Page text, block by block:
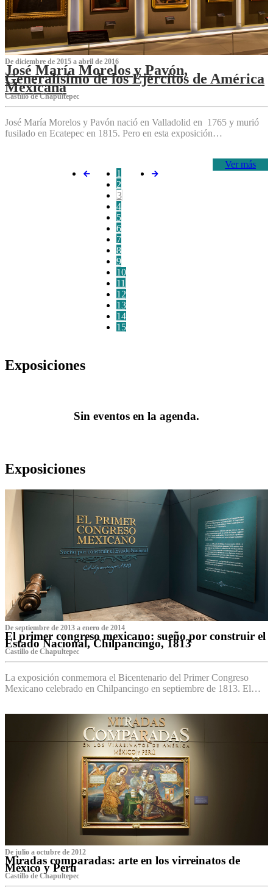
De diciembre de 2015 a abril de 2016
José María Morelos y Pavón,
Generalísimo de los Ejércitos de América
Mexicana
C‌astillo de Chapultepec
José María Morelos y Pavón nació en Valladolid en 1765 y murió
fusilado en Ecatepec en 1815. Pero en esta exposición…
Ver más
1
2
3
4
5
6
7
8
9
10
11
12
13
14
15
Exposiciones
Sin eventos en la agenda.
Exposiciones
De septiembre de 2013 a enero de 2014
El primer congreso mexicano: sueño por construir el
Estado Nacional, Chilpancingo, 1813
Castillo de Chapultepec
La exposición conmemora el Bicentenario del Primer Congreso
Mexicano celebrado en Chilpancingo en septiembre de 1813. El…
De julio a octubre de 2012
Miradas comparadas: arte en los virreinatos de
México y Perú
Castillo de Chapultepec